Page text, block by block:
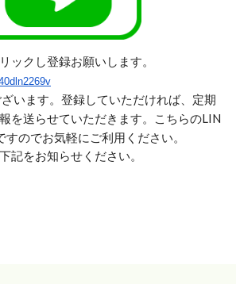
ックし登録お願いします。
います。登録していただければ、定期
を送らせていただきます。こちらのLIN
のでお気軽にご利用ください。
記をお知らせください。